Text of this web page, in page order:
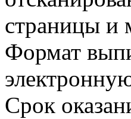
страницы и
Формат
Срок